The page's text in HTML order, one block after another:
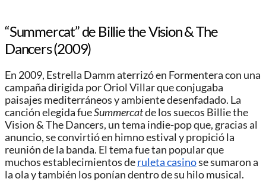
“Summercat” de Billie the Vision & The
Dancers (2009)
En 2009, Estrella Damm aterrizó en Formentera con una
campaña dirigida por Oriol Villar que conjugaba
paisajes mediterráneos y ambiente desenfadado. La
canción elegida fueSummercatde los suecos Billie the
Vision & The Dancers, un tema indie-pop que, gracias al
anuncio, se convirtió en himno estival y propició la
reunión de la banda. El tema fue tan popular que
muchos establecimientos deruleta casinose sumaron a
la ola y también los ponían dentro de su hilo musical.